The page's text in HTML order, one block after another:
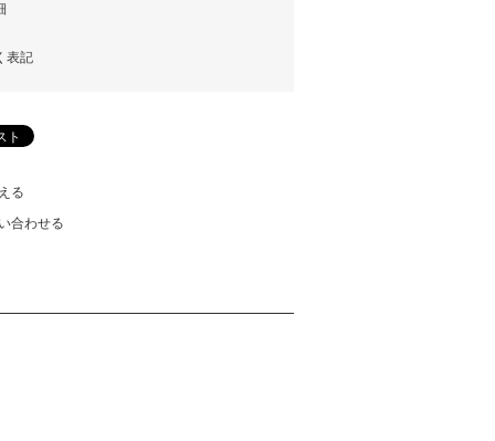
表記
る
合わせる